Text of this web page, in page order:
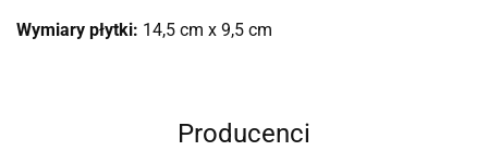
Wymiary płytki: 14,5 cm x 9,5 cm
Producenci